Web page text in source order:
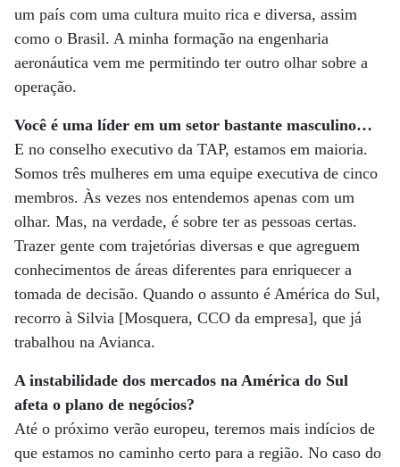
um país com uma cultura muito rica e diversa, assim
como o Brasil. A minha formação na engenharia
aeronáutica vem me permitindo ter outro olhar sobre a
operação.
Você é uma líder em um setor bastante masculino…
E no conselho executivo da TAP, estamos em maioria.
Somos três mulheres em uma equipe executiva de cinco
membros. Às vezes nos entendemos apenas com um
olhar. Mas, na verdade, é sobre ter as pessoas certas.
Trazer gente com trajetórias diversas e que agreguem
conhecimentos de áreas diferentes para enriquecer a
tomada de decisão. Quando o assunto é América do Sul,
recorro à Silvia [Mosquera, CCO da empresa], que já
trabalhou na Avianca.
A instabilidade dos mercados na América do Sul
afeta o plano de negócios?
Até o próximo verão europeu, teremos mais indícios de
que estamos no caminho certo para a região. No caso do